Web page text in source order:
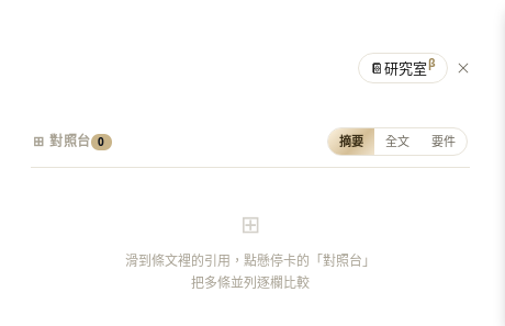
⊞ 對照台 0 摘要 全文 要件
⊞
滑到條文裡的引用，點懸停卡的「對照台」
把多條並列逐欄比較
📔研究室β